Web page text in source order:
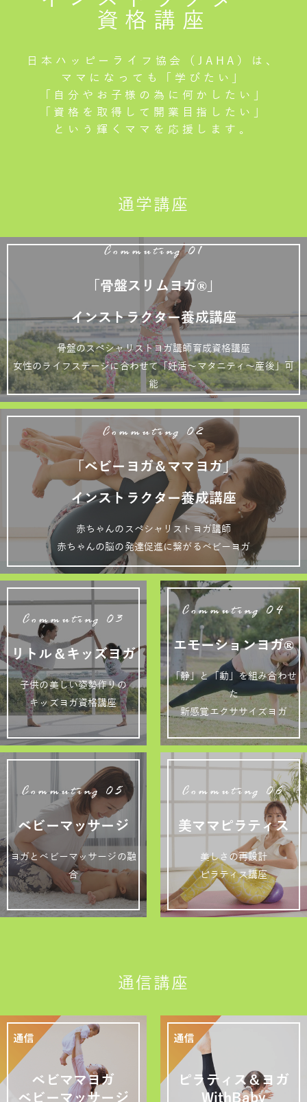
資格講座
日本ハッピーライフ協会（JAHA）は、
ママになっても「学びたい」
「自分やお子様の為に何かしたい」
「資格を取得して開業目指したい」
という輝くママを応援します。
通学講座
Commuting 01
「骨盤スリムヨガ®」
インストラクター養成講座
骨盤のスペシャリストヨガ講師育成資格講座
女性のライフステージに合わせて「妊活～マタニティ～産後」可
能
Commuting 02
「ベビーヨガ＆ママヨガ」
インストラクター養成講座
赤ちゃんのスペシャリストヨガ講師
赤ちゃんの脳の発達促進に繋がるベビーヨガ
Commuting 03
リトル＆キッズヨガ
子供の美しい姿勢作りの
キッズヨガ資格講座
Commuting 04
エモーションヨガ®
「静」と「動」を組み合わせ
た
新感覚エクササイズヨガ
Commuting 05
ベビーマッサージ
ヨガとベビーマッサージの融
合
Commuting 06
美ママピラティス
美しさの再設計
ピラティス講座
通信講座
ベビママヨガ
ベビーマッサージ
ピラティス＆ヨガ
WithBaby